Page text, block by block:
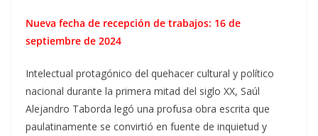
Nueva fecha de recepción de trabajos: 16 de
septiembre de 2024
Intelectual protagónico del quehacer cultural y político
nacional durante la primera mitad del siglo XX, Saúl
Alejandro Taborda legó una profusa obra escrita que
paulatinamente se convirtió en fuente de inquietud y